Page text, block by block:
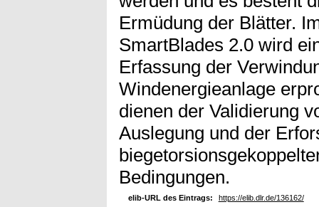
Ermüdung der Blätter.
SmartBlades 2.0 wird
Erfassung der
Windenergieanlage
dienen der Validierung
Auslegung und der
Bedingungen.
elib-URL des Eintrags:
https://elib.dlr.de/136162/